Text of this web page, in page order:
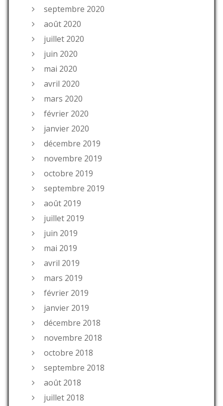
septembre 2020
août 2020
juillet 2020
juin 2020
mai 2020
avril 2020
mars 2020
février 2020
janvier 2020
décembre 2019
novembre 2019
octobre 2019
septembre 2019
août 2019
juillet 2019
juin 2019
mai 2019
avril 2019
mars 2019
février 2019
janvier 2019
décembre 2018
novembre 2018
octobre 2018
septembre 2018
août 2018
juillet 2018